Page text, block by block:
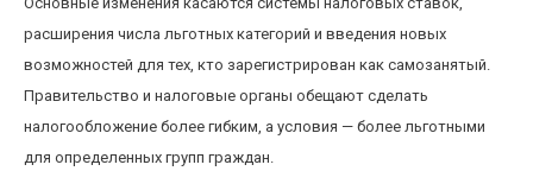
расширения числа льготных категорий и введения новых
возможностей для тех, кто зарегистрирован как самозанятый.
Правительство и налоговые органы обещают сделать
налогообложение более гибким, а условия — более льготными
для определенных групп граждан.